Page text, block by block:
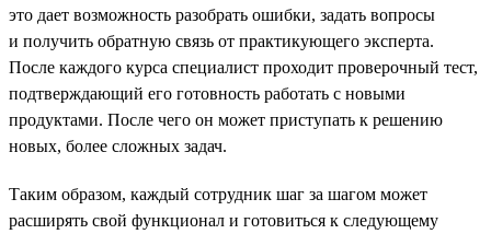
это дает возможность разобрать ошибки, задать вопросы
и получить обратную связь от практикующего эксперта.
После каждого курса специалист проходит проверочный тест,
подтверждающий его готовность работать с новыми
продуктами. После чего он может приступать к решению
новых, более сложных задач.
Таким образом, каждый сотрудник шаг за шагом может
расширять свой функционал и готовиться к следующему